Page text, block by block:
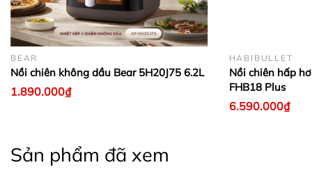
BEAR
Nồi chiên không dầu Bear 5H20J75 6.2L
1.890.000₫
HABIBULLET
Nồi chiên hấp
FHB18 Plus
6.590.000₫
Sản phẩm đã xem